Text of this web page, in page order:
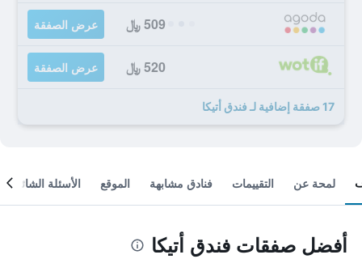
509 ﷼ عرض الصفقة
520 ﷼ عرض الصفقة
17 صفقة إضافية لـ فندق أتيكا
لمحة عن التقييمات فنادق مشابهة الموقع الأسئلة الشائعة
أفضل صفقات فندق أتيكا